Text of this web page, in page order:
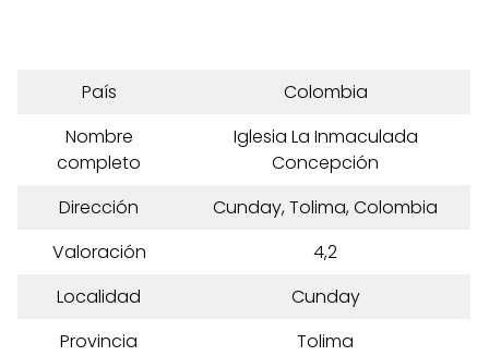
País
Colombia
Nombre
completo
Iglesia La Inmaculada
Concepción
Dirección
Cunday, Tolima, Colombia
Valoración
4,2
Localidad
Cunday
Provincia
Tolima